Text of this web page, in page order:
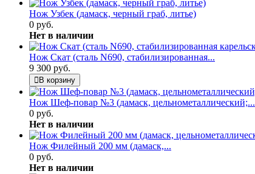
Нож Узбек (дамаск, черный граб, литье)
0 руб.
Нет в наличии
Нож Скат (сталь N690, стабилизированная...
9 300 руб.
В корзину
Нож Шеф-повар №3 (дамаск, цельнометаллический;...
0 руб.
Нет в наличии
Нож Филейный 200 мм (дамаск,...
0 руб.
Нет в наличии